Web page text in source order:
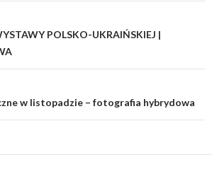
POLSKO-UKRAIŃSKIEJ |
w listopadzie – fotografia hybrydowa